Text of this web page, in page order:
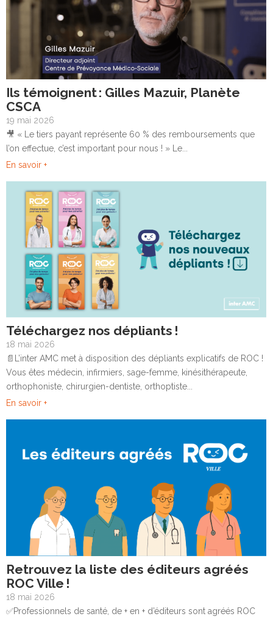
Ils témoignent : Gilles Mazuir, Planète
CSCA
19 mai 2026
🎥 « Le tiers payant représente 60 % des remboursements que
l’on effectue, c’est important pour nous ! » Le...
En savoir +
Téléchargez nos dépliants !
18 mai 2026
📄L’inter AMC met à disposition des dépliants explicatifs de ROC !
Vous êtes médecin, infirmiers, sage-femme, kinésithérapeute,
orthophoniste, chirurgien-dentiste, orthoptiste...
En savoir +
Retrouvez la liste des éditeurs agréés
ROC Ville !
18 mai 2026
✅Professionnels de santé, de + en + d’éditeurs sont agréés ROC